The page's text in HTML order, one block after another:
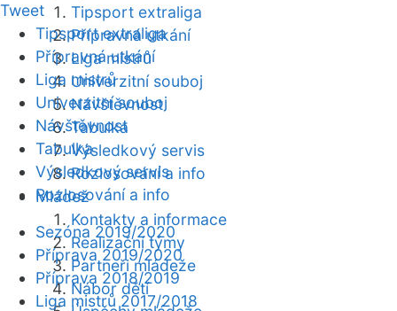
Tipsport extraliga
Přípravná utkání
Liga mistrů
Univerzitní souboj
Návštěvnost
Tabulka
Výsledkový servis
Rozlosování a info
Mládež
Kontakty a informace
Realizační týmy
Partneři mládeže
Nábor dětí
Tweet
Tipsport extraliga
Přípravná utkání
Liga mistrů
Univerzitní souboj
Návštěvnost
Tabulka
Výsledkový servis
Rozlosování a info
Sezóna 2019/2020
Příprava 2019/2020
Příprava 2018/2019
Liga mistrů 2017/2018